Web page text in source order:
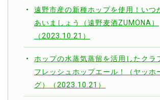
遠野市産の新種ホップを使用！いつ
あいましょう（遠野麦酒ZUMONA）
（2023.10.21）
ホップの水蒸気蒸留を活用したクラ
フレッシュホップエール！（ヤッホ
グ）（2023.10.21）